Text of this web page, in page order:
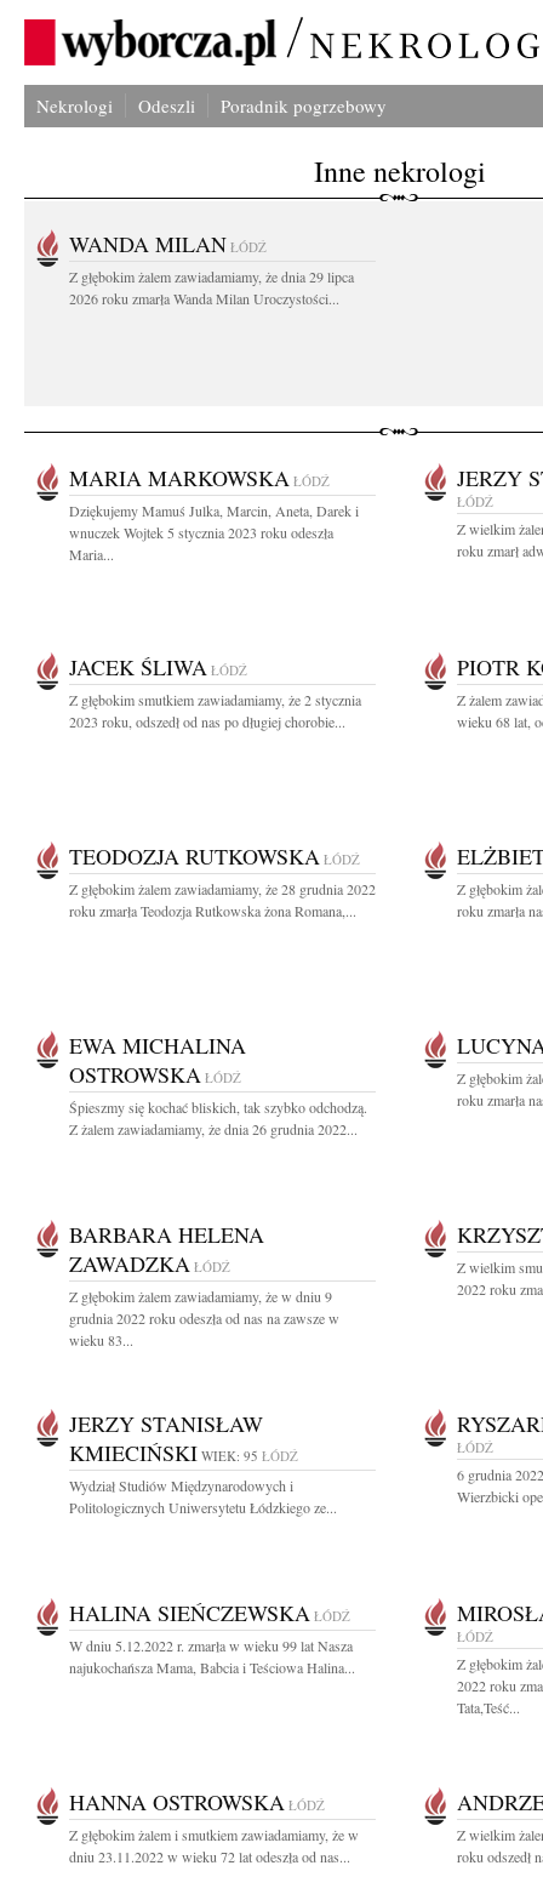
Nekrologi Odeszli Poradnik pogrzebowy
Inne nekrologi
WANDA MILAN ŁÓDŹ
Z głębokim żalem zawiadamiamy, że dnia 29 lipca
2026 roku zmarła Wanda Milan Uroczystości...
MARIA MARKOWSKA ŁÓDŹ
Dziękujemy Mamuś Julka, Marcin, Aneta, Darek i
wnuczek Wojtek 5 stycznia 2023 roku odeszła
Maria...
JERZY
ŁÓDŹ
Z wielkim
roku zmarł
JACEK ŚLIWA ŁÓDŹ
Z głębokim smutkiem zawiadamiamy, że 2 stycznia
2023 roku, odszedł od nas po długiej chorobie...
PIOTR
Z żalem
wieku 68 lat,
TEODOZJA RUTKOWSKA ŁÓDŹ
Z głębokim żalem zawiadamiamy, że 28 grudnia 2022
roku zmarła Teodozja Rutkowska żona Romana,...
Z głębokim
roku zmarła
EWA MICHALINA
OSTROWSKA ŁÓDŹ
Śpieszmy się kochać bliskich, tak szybko odchodzą.
Z żalem zawiadamiamy, że dnia 26 grudnia 2022...
Z głębokim
roku zmarła
BARBARA HELENA
ZAWADZKA ŁÓDŹ
Z głębokim żalem zawiadamiamy, że w dniu 9
grudnia 2022 roku odeszła od nas na zawsze w
wieku 83...
Z wielkim
2022 roku
JERZY STANISŁAW
KMIECIŃSKI WIEK: 95 ŁÓDŹ
Wydział Studiów Międzynarodowych i
Politologicznych Uniwersytetu Łódzkiego ze...
ŁÓDŹ
6 grudnia
Wierzbicki
HALINA SIEŃCZEWSKA ŁÓDŹ
W dniu 5.12.2022 r. zmarła w wieku 99 lat Nasza
najukochańsza Mama, Babcia i Teściowa Halina...
ŁÓDŹ
Z głębokim
2022 roku
Tata,Teść...
HANNA OSTROWSKA ŁÓDŹ
Z głębokim żalem i smutkiem zawiadamiamy, że w
dniu 23.11.2022 w wieku 72 lat odeszła od nas...
Z wielkim
roku odszedł